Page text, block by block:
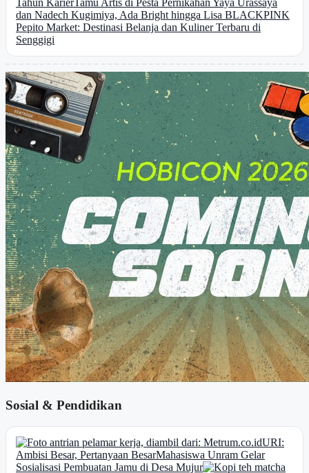
Tahun KarierTamu Artis di Pesta Pernikahan Yaya Urassaya
dan Nadech Kugimiya, Ada Bright hingga Lisa BLACKPINK
Pepito Market: Destinasi Belanja dan Kuliner Terbaru di
Senggigi
Sosial & Pendidikan
URI:
Ambisi Besar, Pertanyaan BesarMahasiswa Unram Gelar
Sosialisasi Pembuatan Jamu di Desa Mujur